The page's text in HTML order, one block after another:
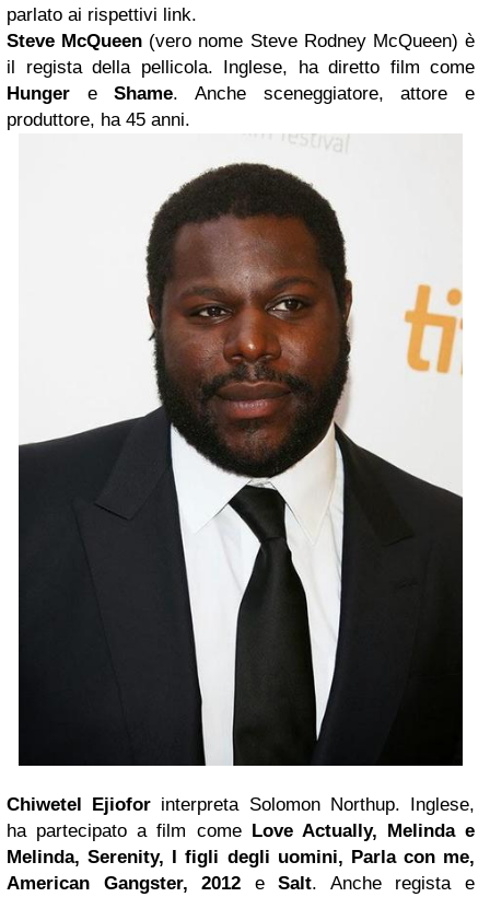
parlato ai rispettivi link.
Steve McQueen (vero nome Steve Rodney McQueen) è
il regista della pellicola. Inglese, ha diretto film come
Hunger eShame. Anche sceneggiatore, attore e
produttore, ha 45 anni.
Chiwetel Ejiofor interpreta Solomon Northup. Inglese,
ha partecipato a film come Love Actually, Melindae
Melinda, Serenity, I figli degli uomini, Parla con me,
American Gangster, 2012 eSalt. Anche regista e